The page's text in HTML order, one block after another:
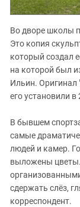
Во дворе школы
Это копия
который создал
на которой был
Ильин. Оригинал
его установили в
В бывшем
самые
людей и камер.
выложены
сдержать слёз,
корреспондент.